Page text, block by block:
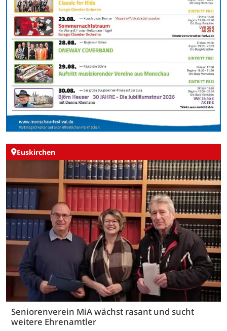
Euskirchen
Seniorenverein MiA wächst rasant und sucht
weitere Ehrenamtler